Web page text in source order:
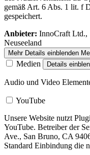
gemäß Art. 6 Abs. 1 lit. f
gespeichert.
Anbieter: InnoCraft Ltd.,
Neuseeland
Mehr Details einblenden
Medien Details
Audio und Video
YouTube
Unsere Website nutzt
YouTube. Betreiber der
Ave., San Bruno, CA
Standard Einbindung die